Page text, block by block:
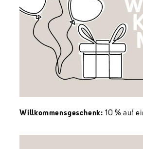
Willkommensgeschenk: 10 % auf